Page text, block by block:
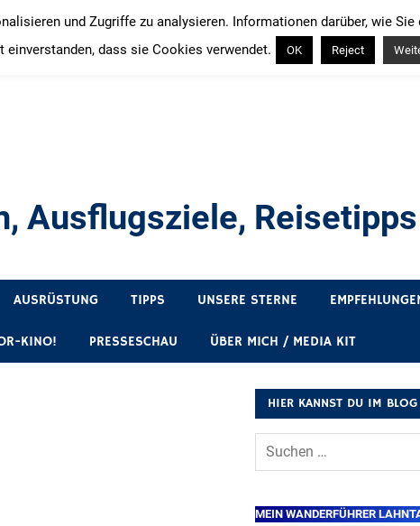
Ausflugsziele, Reisetipps
AUSRÜSTUNG TIPPS UNSERE STERNE
KINO! PRESSESCHAU ÜBER MICH / MEDIA KIT
HIER KANNST DU IM BLOG
MEIN WANDERFÜHRER
und Zugriffe zu analysieren. Informationen darüber, wie Sie
dass sie Cookies verwendet.
OK Reject